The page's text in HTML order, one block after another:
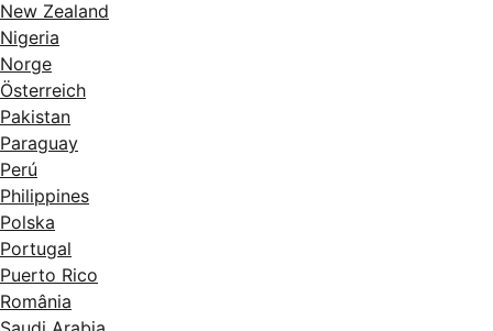
New Zealand
Nigeria
Norge
Österreich
Pakistan
Paraguay
Perú
Philippines
Polska
Portugal
Puerto Rico
România